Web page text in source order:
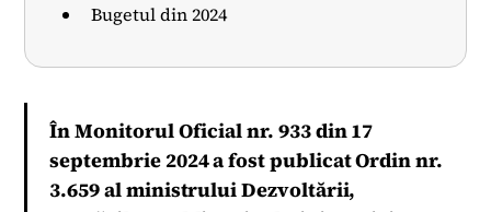
Bugetul din 2024
În Monitorul Oficial nr. 933 din 17
septembrie 2024 a fost publicat Ordin nr.
3.659 al ministrului Dezvoltării,